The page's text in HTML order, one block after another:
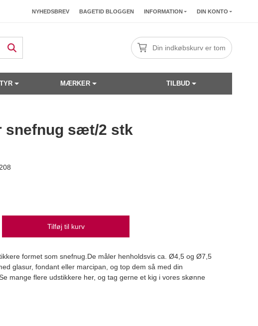
NYHEDSBREV BAGETID BLOGGEN INFORMATION DIN KONTO
Din indkøbskurv er tom
MÆRKER TILBUD
snefnug sæt/2 stk
Tilføj til kurv
formet som snefnug.De måler henholdsvis ca. Ø4,5 og Ø7,5
glasur, fondant eller marcipan, og top dem så med din
mange flere udstikkere her, og tag gerne et kig i vores skønne